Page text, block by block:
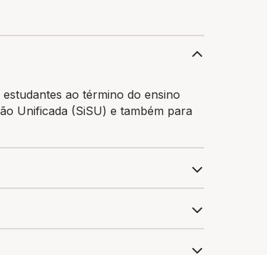
ao término do ensino
Unificada (SiSU) e também para
nota no estado de Paraná é 592.7 e
melhores escolas com bolsas de